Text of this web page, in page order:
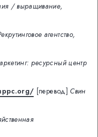
/ выращивание,
агентство,
ресурсный центр
[перевод] Свин